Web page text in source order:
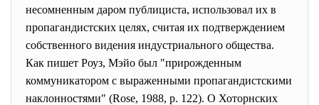
несомненным даром публициста, использовал их в
пропагандистских целях, считая их подтверждением
собственного видения индустриального общества.
Как пишет Роуз, Мэйо был "прирожденным
коммуникатором с выраженными пропагандистскими
наклонностями" (Rose, 1988, р. 122). О Хоторнских